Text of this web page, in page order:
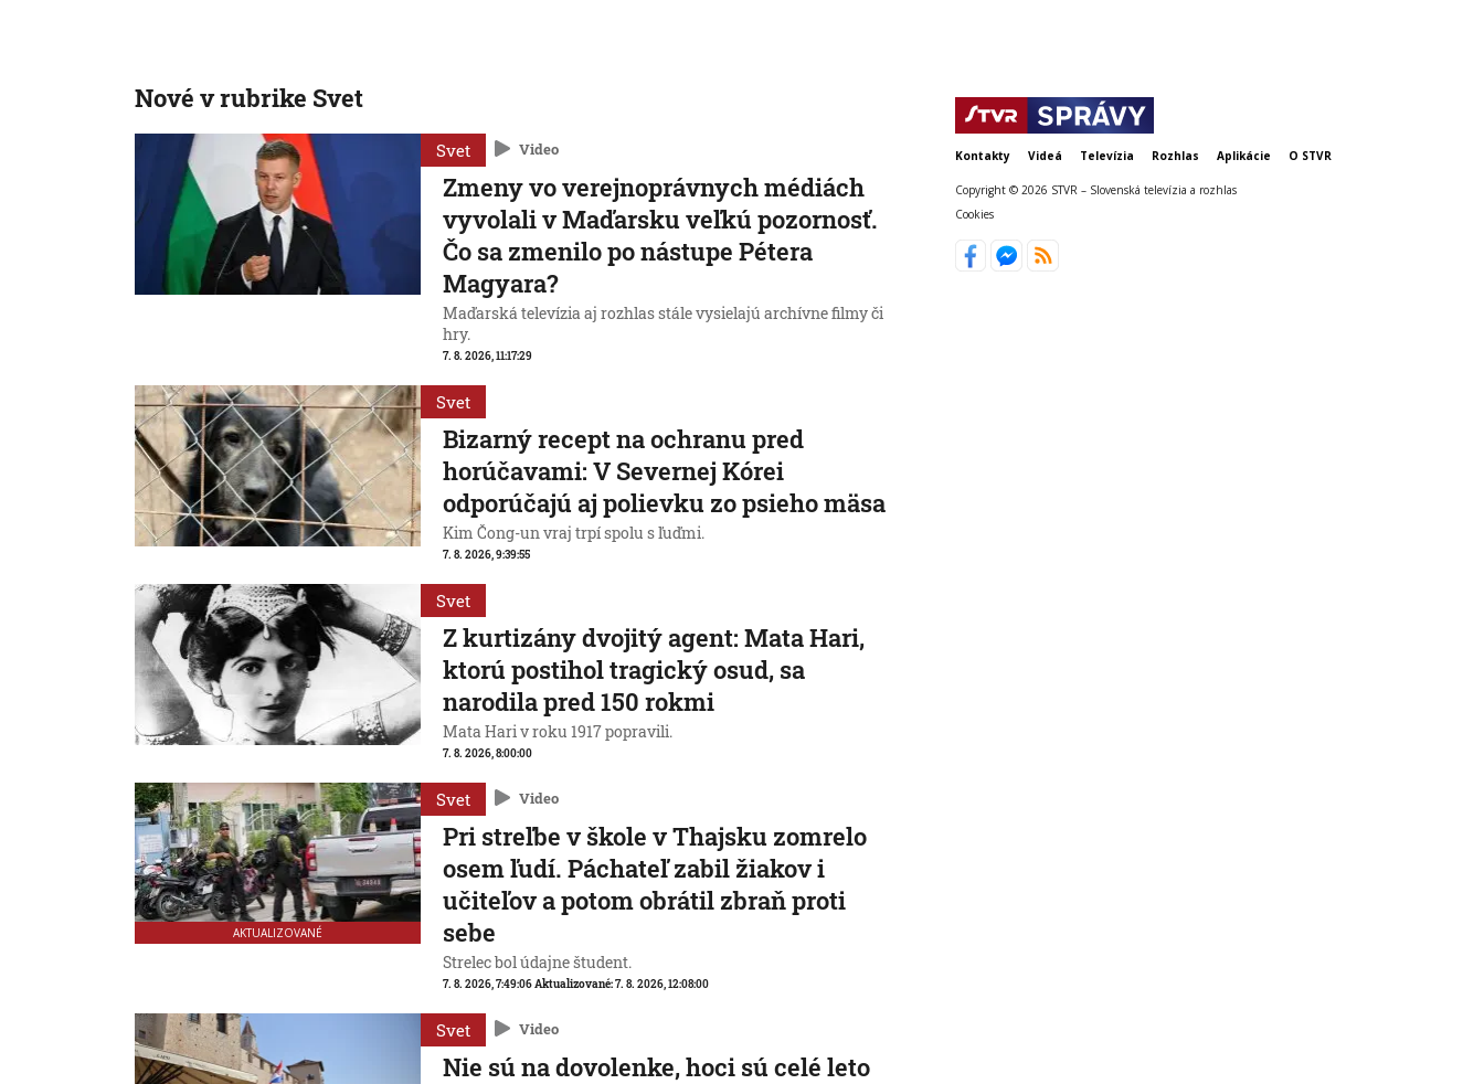
Nové v rubrike Svet
Svet Video
Zmeny vo verejnoprávnych médiách
vyvolali v Maďarsku veľkú pozornosť.
Čo sa zmenilo po nástupe Pétera
Magyara?
Maďarská televízia aj rozhlas stále vysielajú archívne filmy či
hry.
7. 8. 2026, 11:17:29
Svet
Bizarný recept na ochranu pred
horúčavami: V Severnej Kórei
odporúčajú aj polievku zo psieho mäsa
Kim Čong-un vraj trpí spolu s ľuďmi.
7. 8. 2026, 9:39:55
Svet
Z kurtizány dvojitý agent: Mata Hari,
ktorú postihol tragický osud, sa
narodila pred 150 rokmi
Mata Hari v roku 1917 popravili.
7. 8. 2026, 8:00:00
AKTUALIZOVANÉ
Svet Video
Pri streľbe v škole v Thajsku zomrelo
osem ľudí. Páchateľ zabil žiakov i
učiteľov a potom obrátil zbraň proti
sebe
Strelec bol údajne študent.
7. 8. 2026, 7:49:06 Aktualizované:7. 8. 2026, 12:08:00
Svet Video
Nie sú na dovolenke, hoci sú celé leto
Kontakty Videá Televízia Rozhlas Aplikácie O STVR
Copyright © 2026 STVR – Slovenská televízia a rozhlas
Cookies